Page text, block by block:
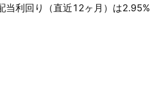
当利回り（直近12ヶ月）は2.95%